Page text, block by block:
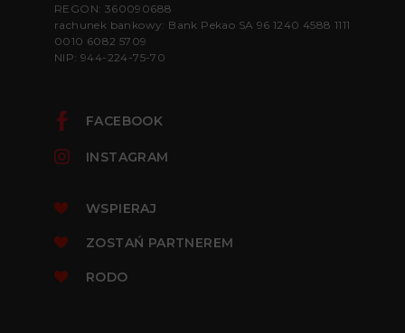
REGON: 360090688
rachunek bankowy: Bank Pekao SA 96 1240 4588 1111
0010 6082 5709
NIP: 944-224-75-70
FACEBOOK
INSTAGRAM
WSPIERAJ
ZOSTAŃ PARTNEREM
RODO